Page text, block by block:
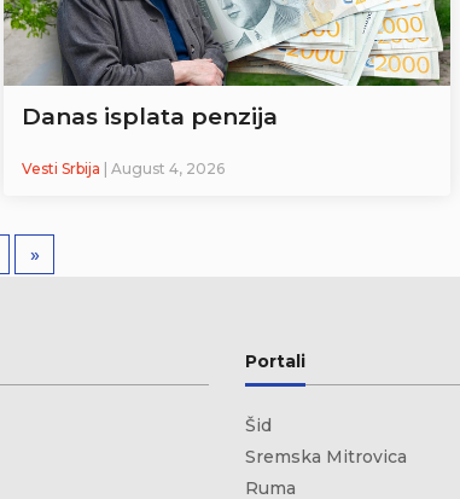
Danas isplata penzija
Vesti Srbija | August 4, 2026
»
Portali
Šid
Sremska Mitrovica
Ruma